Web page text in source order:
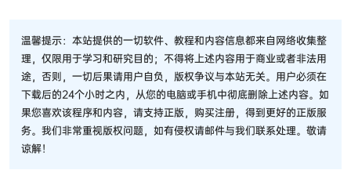
温馨提示：本站提供的一切软件、教程和内容信息都来自网络收集整
理，仅限用于学习和研究目的；不得将上述内容用于商业或者非法用
途，否则，一切后果请用户自负，版权争议与本站无关。用户必须在
下载后的24个小时之内，从您的电脑或手机中彻底删除上述内容。如
果您喜欢该程序和内容，请支持正版，购买注册，得到更好的正版服
务。我们非常重视版权问题，如有侵权请邮件与我们联系处理。敬请
谅解！